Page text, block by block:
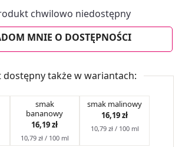
chwilowo niedostępny
MNIE O DOSTĘPNOŚCI
dostępny także w wariantach:
smak
bananowy
16,19 zł
10,79 zł / 100 ml
smak malinowy
16,19 zł
10,79 zł / 100 ml